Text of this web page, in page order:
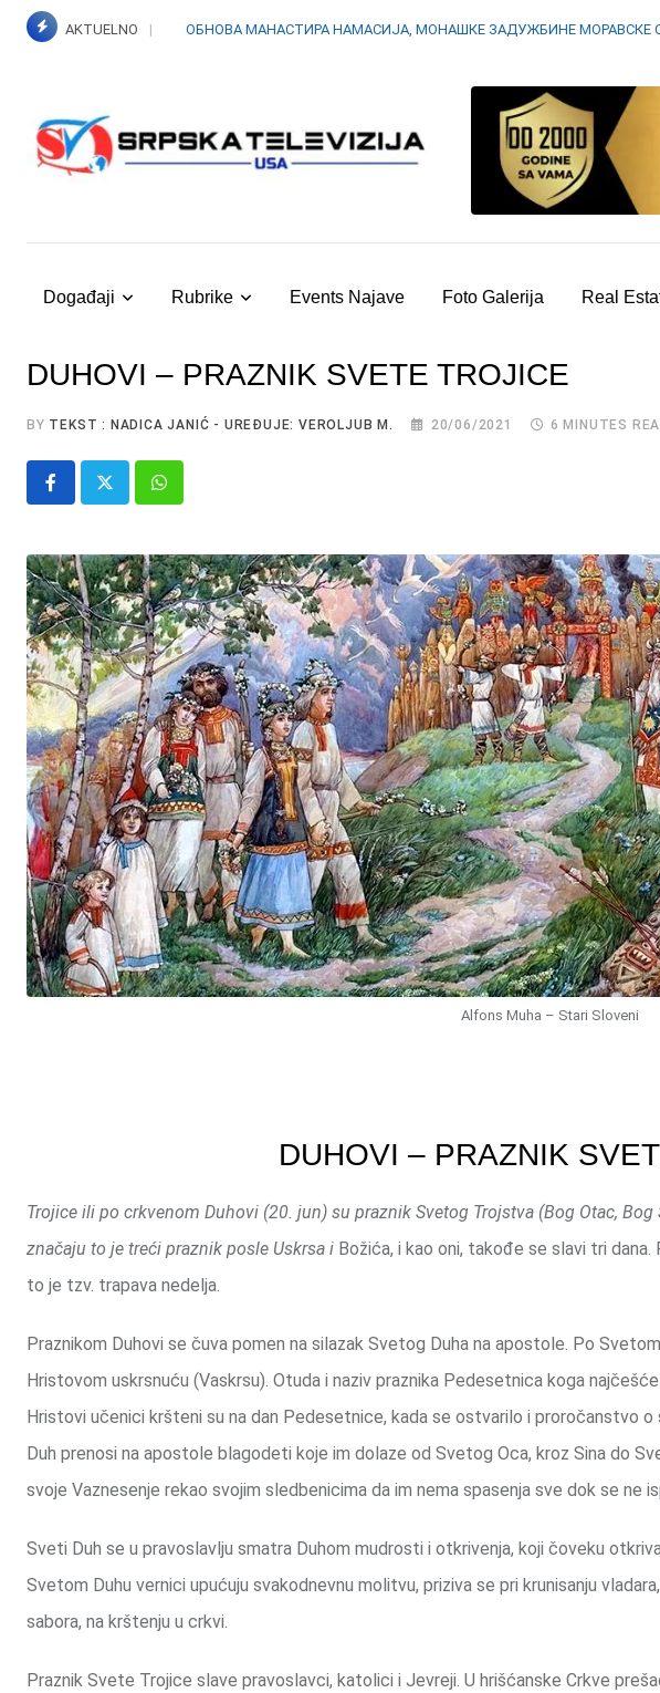
Skip
AKTUELNO ОБНОВА МАНАСТИРА НАМАСИЈА, МОНАШКЕ ЗАДУЖБИНЕ МОРАВСКЕ
Događaji Rubrike Events Najave Foto Galerija Real
DUHOVI – PRAZNIK SVETE TROJICE
BY TEKST : NADICA JANIĆ - UREĐUJE: VEROLJUB M. 20/06/2021 6 MINUTES
Whatsapp
Alfons Muha – Stari Sloveni
DUHOVI – PRAZNIK
Trojice ili po crkvenom Duhovi (20. jun) su praznik Svetog Trojstva (Bog Otac,
značaju to je treći praznik posle Uskrsa i Božića, i kao oni, takođe se slavi tri
to je tzv. trapava nedelja.
Praznikom Duhovi se čuva pomen na silazak Svetog Duha na apostole. Po
Hristovom uskrsnuću (Vaskrsu). Otuda i naziv praznika Pedesetnica koga
Hristovi učenici kršteni su na dan Pedesetnice, kada se ostvarilo i proročanstvo
Duh prenosi na apostole blagodeti koje im dolaze od Svetog Oca, kroz Sina do
svoje Vaznesenje rekao svojim sledbenicima da im nema spasenja sve dok se ne
Sveti Duh se u pravoslavlju smatra Duhom mudrosti i otkrivenja, koji čoveku
Svetom Duhu vernici upućuju svakodnevnu molitvu, priziva se pri krunisanju
sabora, na krštenju u crkvi.
Praznik Svete Trojice slave pravoslavci, katolici i Jevreji. U hrišćanske Crkve